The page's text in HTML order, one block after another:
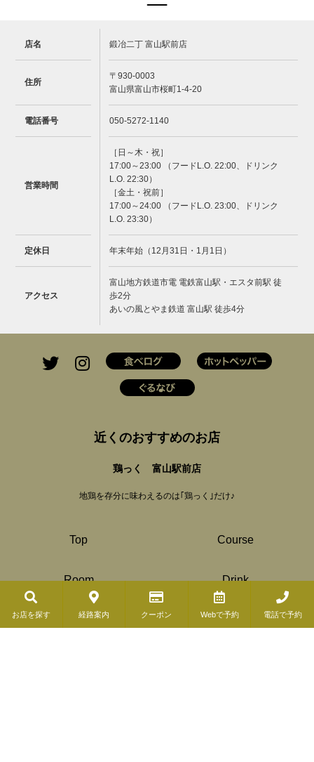
店名 鍛冶二丁 富山駅前店
住所
〒930-0003
富山県富山市桜町1-4-20
電話番号 050-5272-1140
営業時間
［日～木・祝］
17:00～23:00 （フードL.O. 22:00、ドリンク
L.O. 22:30）
［金土・祝前］
17:00～24:00 （フードL.O. 23:00、ドリンク
L.O. 23:30）
定休日 年末年始（12月31日・1月1日）
アクセス
富山地方鉄道市電 電鉄富山駅・エスタ前駅 徒
歩2分
あいの風とやま鉄道 富山駅 徒歩4分
近くのおすすめのお店
鶏っく 富山駅前店
地鶏を存分に味わえるのは｢鶏っく｣だけ♪
Top Course
Room Drink
© Copyright 2019 ( COSMIC DINER). All Rights Reserved.
お店を探す 経路案内 クーポン Webで予約 電話で予約